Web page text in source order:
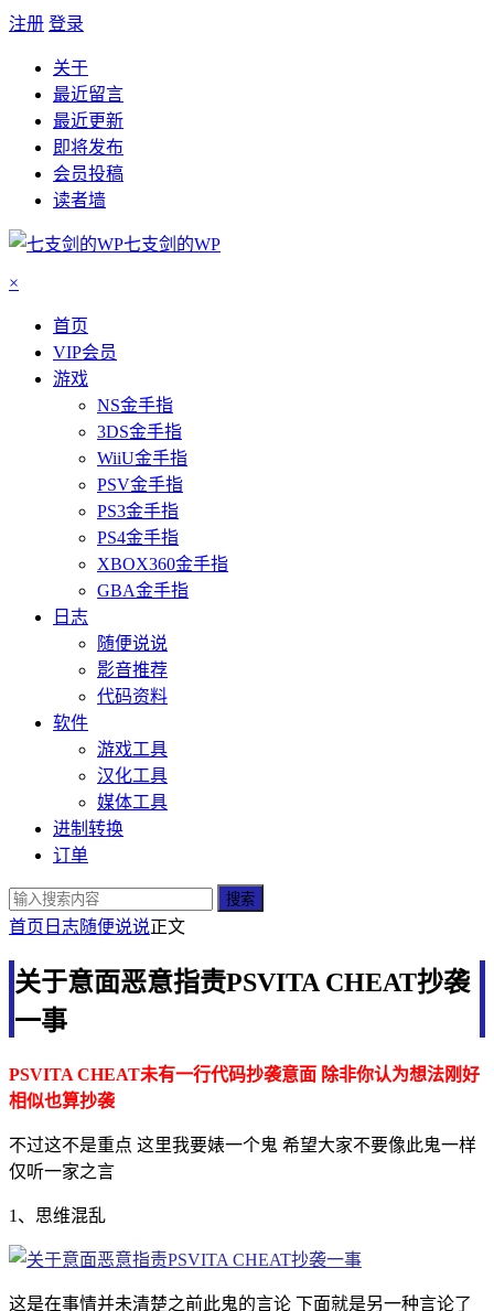
注册 登录
关于
最近留言
最近更新
即将发布
会员投稿
读者墙
七支剑的WP
×
首页
VIP会员
游戏
NS金手指
3DS金手指
WiiU金手指
PSV金手指
PS3金手指
PS4金手指
XBOX360金手指
GBA金手指
日志
随便说说
影音推荐
代码资料
软件
游戏工具
汉化工具
媒体工具
进制转换
订单
搜索
首页 日志随便说说正文
关于意面恶意指责PSVITA CHEAT抄袭
一事
PSVITA CHEAT未有一行代码抄袭意面 除非你认为想法刚好
相似也算抄袭
不过这不是重点 这里我要婊一个鬼 希望大家不要像此鬼一样
仅听一家之言
1、思维混乱
这是在事情并未清楚之前此鬼的言论 下面就是另一种言论了